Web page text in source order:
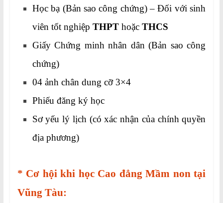
Học bạ (Bản sao công chứng) – Đối với sinh
viên tốt nghiệp THPThoặc THCS
Giấy Chứng minh nhân dân (Bản sao công
chứng)
04 ảnh chân dung cỡ 3×4
Phiếu đăng ký học
Sơ yếu lý lịch (có xác nhận của chính quyền
địa phương)
* Cơ hội khi học Cao đẳng Mầm non tại
Vũng Tàu: